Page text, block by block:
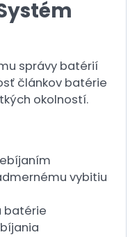
správy batérií
článkov batérie
okolností.
vybitiu
batérie